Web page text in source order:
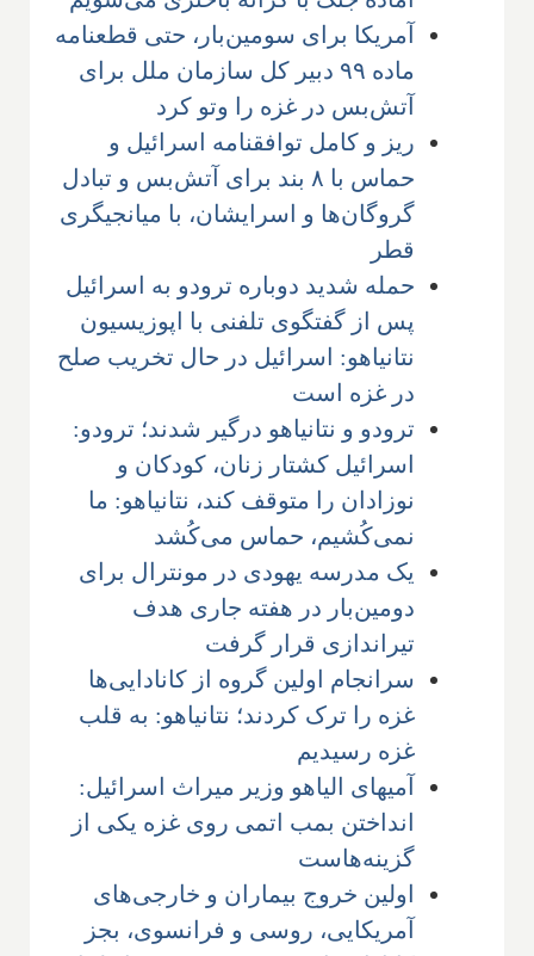
آمریکا برای سومین‌بار، حتی قطعنامه
ماده ۹۹ دبیر کل سازمان ملل برای
آتش‌بس در غزه را وتو کرد
ریز و کامل توافقنامه اسرائیل و
حماس با ۸ بند برای آتش‌بس و تبادل
گروگان‌ها و اسرایشان، با میانجیگری
قطر
حمله شدید دوباره ترودو به اسرائیل
پس از گفتگوی تلفنی با اپوزیسیون
نتانیاهو: اسرائیل در حال تخریب صلح
در غزه است
ترودو و نتانیاهو درگیر شدند؛ ترودو:
اسرائیل کشتار زنان، کودکان و
نوزادان را متوقف کند، نتانیاهو: ما
نمی‌کُشیم، حماس می‌کُشد
یک مدرسه یهودی در مونترال برای
دومین‌بار در هفته جاری هدف
تیراندازی قرار گرفت
سرانجام اولین گروه از کانادایی‌ها
غزه را ترک کردند؛ نتانیاهو: به قلب
غزه رسیدیم
آمیهای الیاهو وزیر میراث اسرائیل:
انداختن بمب اتمی روی غزه یکی از
گزینه‌هاست
اولین خروج بیماران و خارجی‌های
آمریکایی، روسی و فرانسوی، بجز